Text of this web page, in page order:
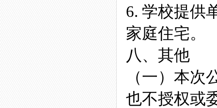
6. 学校提供
家庭住宅。
八、其他
（一）本
也不授权或